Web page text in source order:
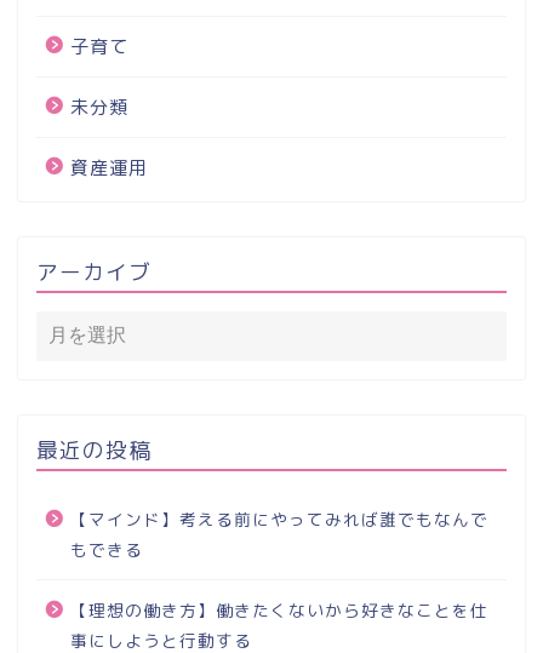
子育て
未分類
資産運用
アーカイブ
最近の投稿
【マインド】考える前にやってみれば誰でもなんで
もできる
【理想の働き方】働きたくないから好きなことを仕
事にしようと行動する